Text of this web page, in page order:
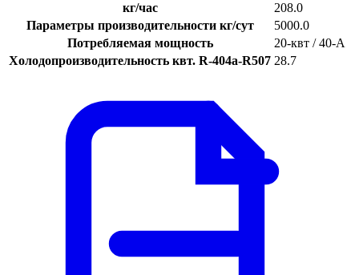
кг/час
208.0
Параметры производительности кг/сут
5000.0
Потребляемая мощность
20-квт / 40-A
Холодопроизводительность квт. R-404a-R507 28.7